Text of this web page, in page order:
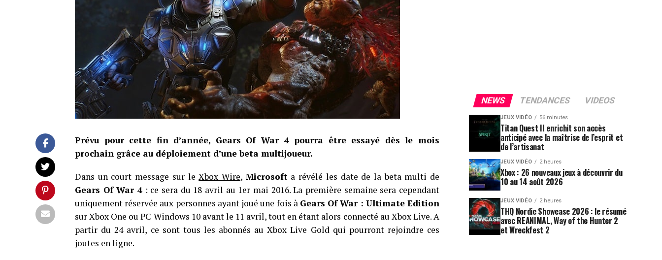
Prévu pour cette fin d’année, Gears Of War 4 pourra être essayé dès le mois
prochain grâce au déploiement d’une beta multijoueur.
Dans un court message sur leXbox Wire, Microsofta révélé les date de la beta multi de
Gears Of War 4 : ce sera du 18 avril au 1er mai 2016. La première semaine sera cependant
uniquement réservée aux personnes ayant joué une fois à Gears Of War : Ultimate Edition
sur Xbox One ou PC Windows 10 avant le 11 avril, tout en étant alors connecté au Xbox Live. A
partir du 24 avril, ce sont tous les abonnés au Xbox Live Gold qui pourront rejoindre ces
joutes en ligne.
NEWS TENDANCES VIDEOS
JEUX VIDÉO 56 minutes
Titan Quest II enrichit son accès
anticipé avec la maîtrise de l’esprit et
de l’artisanat
JEUX VIDÉO 2 heures
Xbox : 26 nouveaux jeux à découvrir du
10 au 14 août 2026
JEUX VIDÉO 2 heures
THQ Nordic Showcase 2026 : le résumé
avec REANIMAL, Way of the Hunter 2
et Wreckfest 2